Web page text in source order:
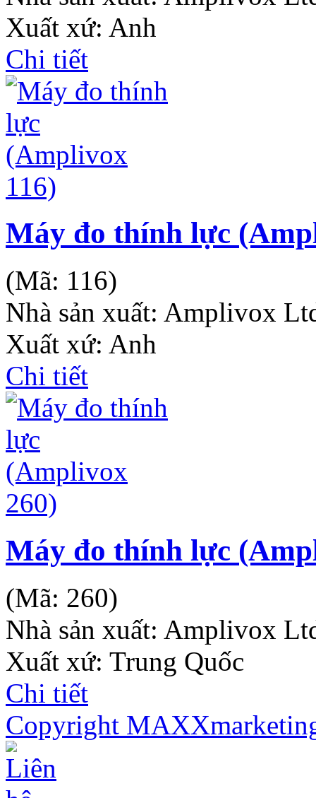
Xuất xứ: Anh
Chi tiết
Máy đo thính lực
(Mã: 116)
Nhà sản xuất: Amplivox
Xuất xứ: Anh
Chi tiết
Máy đo thính lực
(Mã: 260)
Nhà sản xuất: Amplivox
Xuất xứ: Trung Quốc
Chi tiết
Copyright